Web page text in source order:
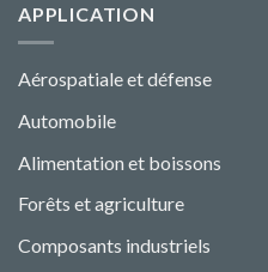
APPLICATION
Aérospatiale et défense
Automobile
Alimentation et boissons
Forêts et agriculture
Composants industriels